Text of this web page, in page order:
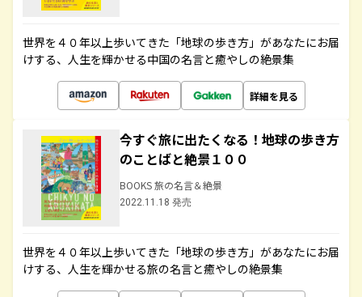
世界を４０年以上歩いてきた「地球の歩き方」があなたにお届
けする、人生を輝かせる中国の名言と癒やしの絶景集
詳細を見る
今すぐ旅に出たくなる！地球の歩き方
のことばと絶景１００
BOOKS 旅の名言＆絶景
2022.11.18 発売
世界を４０年以上歩いてきた「地球の歩き方」があなたにお届
けする、人生を輝かせる旅の名言と癒やしの絶景集